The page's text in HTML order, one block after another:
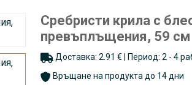
Сребристи крила с
превъплъщения, 59 см
Доставка: 2.91 € | Период: 2 - 4
Връщане на продукта до 14 дни